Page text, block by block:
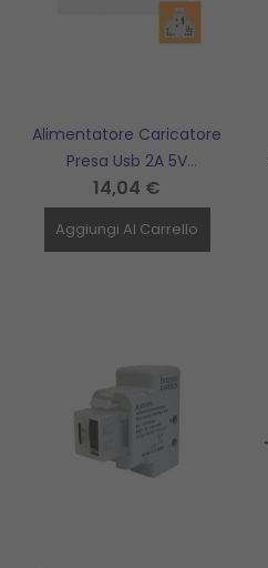
Alimentatore Caricatore
Presa Usb 2A 5V
TECNOSWITCH - KS010PU
14,04 €
Aggiungi Al Carrello